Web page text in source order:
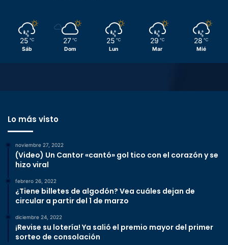
25 ℃
Sáb
27 ℃
Dom
25 ℃
Lun
29 ℃
Mar
28 ℃
Mié
Lo más visto
noviembre 27, 2022
(Video) Un Cantor «cantó» gol tico con el corazón y se
hizo viral
febrero 26, 2022
¿Tiene billetes de algodón? Vea cuáles dejan de
circular a partir del 1 de marzo
diciembre 24, 2022
¡Revise su lotería! Ya salió el premio mayor del primer
sorteo de consolación